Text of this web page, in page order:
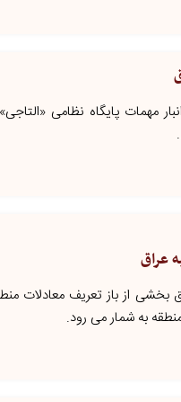
مهمات پایگاه نظامی
عراق
بخشی از باز تعریف معادلات
به شمار می رود.